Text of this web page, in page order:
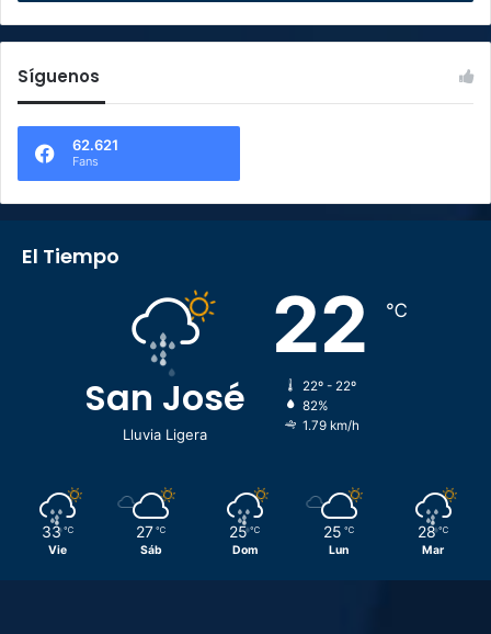
Síguenos
62.621
Fans
El Tiempo
San José
Lluvia Ligera
22 ℃
22º - 22º
82%
1.79 km/h
33 ℃
Vie
27 ℃
Sáb
25 ℃
Dom
25 ℃
Lun
28 ℃
Mar